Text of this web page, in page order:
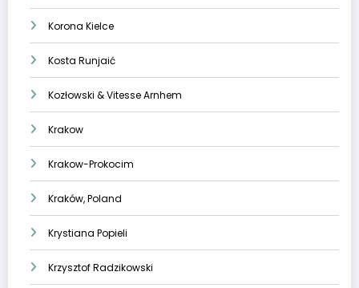
Korona Kielce
Kosta Runjaić
Kozłowski & Vitesse Arnhem
Krakow
Krakow-Prokocim
Kraków, Poland
Krystiana Popieli
Krzysztof Radzikowski